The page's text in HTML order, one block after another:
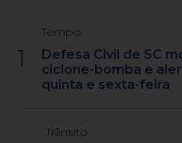
1
Tempo
Defesa Civil de SC
ciclone-bomba e
quinta e sexta-feira
Trânsito